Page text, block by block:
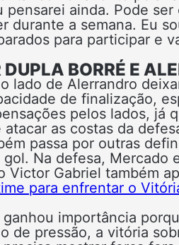
pensarei ainda. Pode
durante a semana. Eu
para participar e
DUPLA BORRÉ E
lado de Alerrandro
de finalização,
pelos lados, já
as costas da
passa por outras
Na defesa, Mercado
Victor Gabriel também
para enfrentar o
importância
de pressão, a vitória